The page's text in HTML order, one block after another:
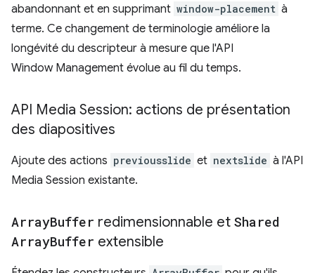
abandonnant et en supprimant window-placement à
terme. Ce changement de terminologie améliore la
longévité du descripteur à mesure que l'API
Window Management évolue au fil du temps.
API Media Session: actions de présentation
des diapositives
Ajoute des actions previousslide et nextslide à l'API
Media Session existante.
ArrayBuffer redimensionnable et Shared
ArrayBuffer extensible